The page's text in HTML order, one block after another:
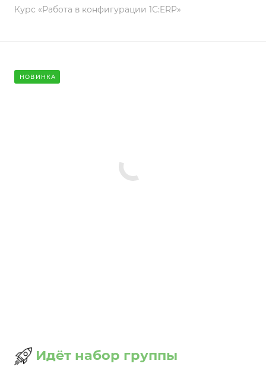
Курс «Работа в конфигурации 1С:ERP»
НОВИНКА
Идёт набор группы